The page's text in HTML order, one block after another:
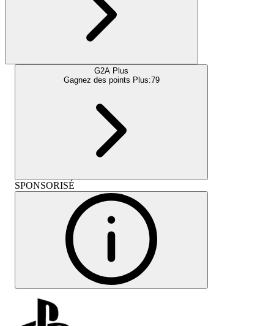
G2A Plus
Gagnez des points Plus:79
SPONSORISÉ